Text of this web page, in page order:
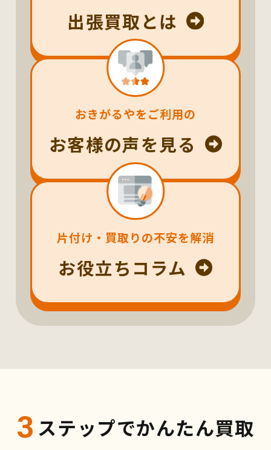
出張買取とは
おきがるやをご利用の
お客様の声を見る
片付け・買取りの不安を解消
お役立ちコラム
3 ステップでかんたん買取